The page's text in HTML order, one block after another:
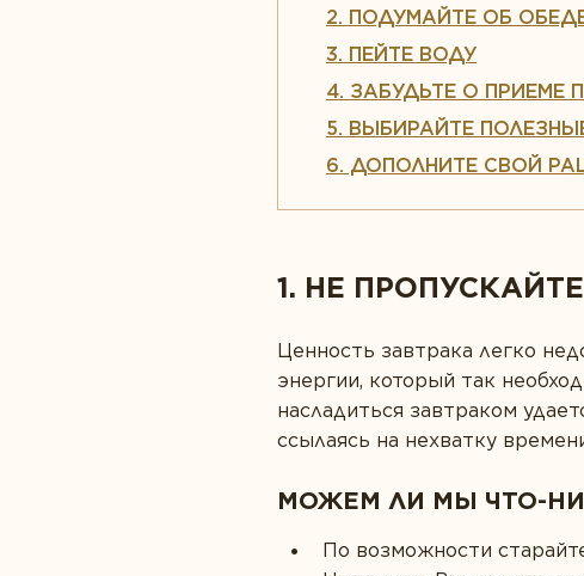
2. ПОДУМАЙТЕ ОБ
3. ПЕЙТЕ ВОДУ
4. ЗАБУДЬТЕ О
5. ВЫБИРАЙТЕ
6. ДОПОЛНИТЕ СВОЙ
1. НЕ
Ценность завтрака легко
энергии, который так
насладиться завтраком
ссылаясь на нехватку
МОЖЕМ ЛИ МЫ ЧТО-
По возможности